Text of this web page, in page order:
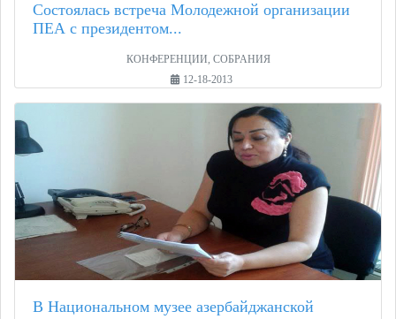
Состоялась встреча Молодежной организации
ПЕА с президентом...
КОНФЕРЕНЦИИ, СОБРАНИЯ
12-18-2013
В Национальном музее азербайджанской